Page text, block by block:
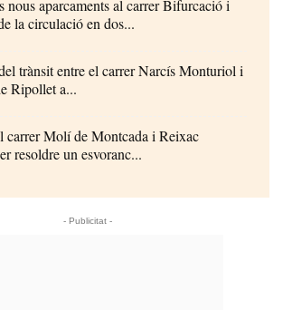
nous aparcaments al carrer Bifurcació i
la circulació en dos...
trànsit entre el carrer Narcís Monturiol i
Ripollet a...
carrer Molí de Montcada i Reixac
resoldre un esvoranc...
- Publicitat -